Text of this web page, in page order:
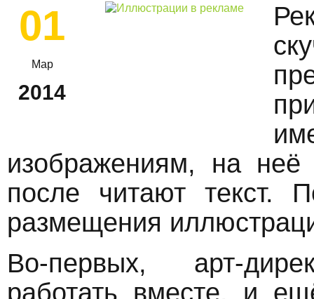
01
Мар
2014
изображениям, на
после читают текст.
размещения
Во-первых, арт-
работать вместе, и